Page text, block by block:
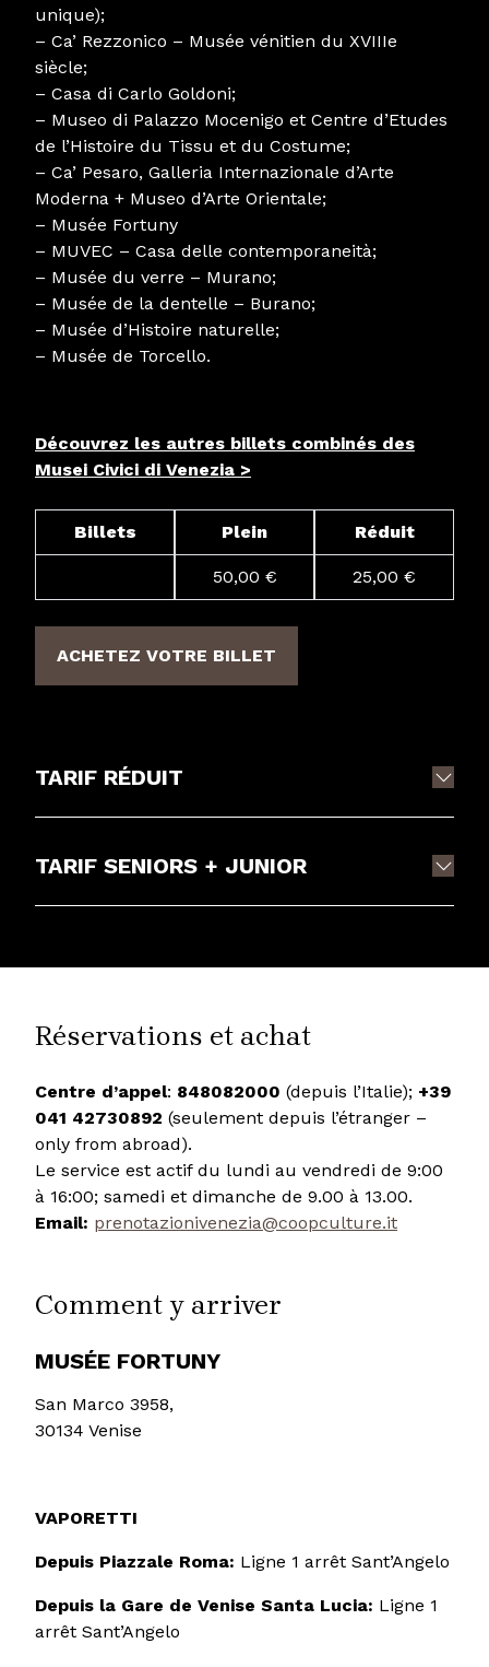
unique);
– Ca’ Rezzonico – Musée vénitien du XVIIIe
siècle;
– Casa di Carlo Goldoni;
– Museo di Palazzo Mocenigo et Centre d’Etudes
de l’Histoire du Tissu et du Costume;
– Ca’ Pesaro, Galleria Internazionale d’Arte
Moderna + Museo d’Arte Orientale;
– Musée Fortuny
– MUVEC – Casa delle contemporaneità;
– Musée du verre – Murano;
– Musée de la dentelle – Burano;
– Musée d’Histoire naturelle;
– Musée de Torcello.
Découvrez les autres billets combinés des
Musei Civici di Venezia >
Billets Plein Réduit
50,00 € 25,00 €
ACHETEZ VOTRE BILLET
TARIF RÉDUIT
TARIF SENIORS + JUNIOR
Réservations et achat
Centre d’appel: 848082000 (depuis l’Italie); +39
041 42730892 (seulement depuis l’étranger –
only from abroad).
Le service est actif du lundi au vendredi de 9:00
à 16:00; samedi et dimanche de 9.00 à 13.00.
Email: prenotazionivenezia@coopculture.it
Comment y arriver
MUSÉE FORTUNY
San Marco 3958,
30134 Venise
VAPORETTI
Depuis Piazzale Roma: Ligne 1 arrêt Sant’Angelo
Depuis la Gare de Venise Santa Lucia: Ligne 1
arrêt Sant’Angelo